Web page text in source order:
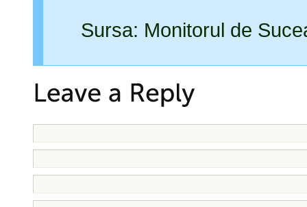
Sursa: Monitorul de